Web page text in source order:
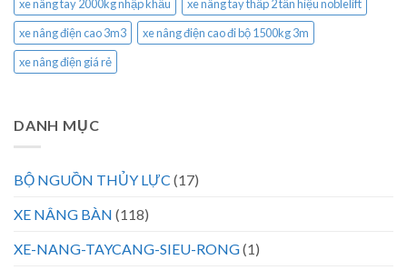
xe nâng tay 2000kg nhập khẩu
xe nâng tay thấp 2 tấn hiệu noblelift
xe nâng điện cao 3m3
xe nâng điện cao đi bộ 1500kg 3m
xe nâng điện giá rẻ
DANH MỤC
BỘ NGUỒN THỦY LỰC (17)
XE NÂNG BÀN (118)
XE-NANG-TAYCANG-SIEU-RONG(1)